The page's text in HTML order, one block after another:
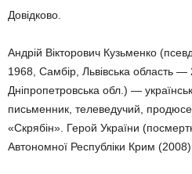
Довідково.
Андрій Вікторович Кузьменко
1968, Самбір, Львівська область —
Дніпропетровська обл.) —
письменник, телеведучий,
«Скрябін». Герой України
Автономної Республіки Крим (2008).